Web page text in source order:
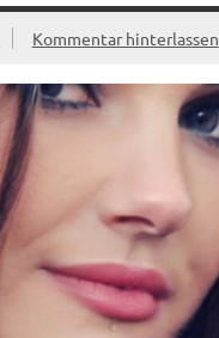
Kommentar hinterlassen